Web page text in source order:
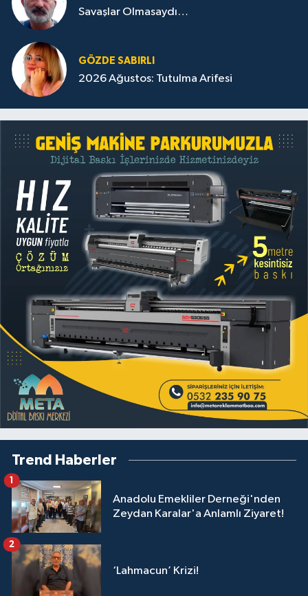
Savaşlar Olmasaydı…
GÖZDE SABIRLI
2026 Ağustos: Tutulma Arifesi
Trend Haberler
Anadolu Emekliler Derneği'nden
Zeydan Karalar'a Anlamlı Ziyaret!
1
‘Lahmacun’ Krizi!
2